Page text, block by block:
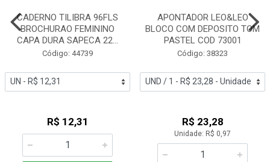
CADERNO TILIBRA 96FLS
BROCHURAO FEMININO
CAPA DURA SAPECA 22...
Código: 44739
R$ 12,31
APONTADOR LEO&LEO
BLOCO COM DEPOSITO TOM
PASTEL COD 73001
Código: 38323
R$ 23,28
Unidade: R$ 0,97